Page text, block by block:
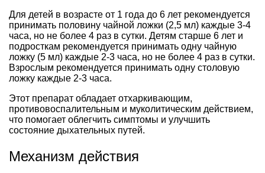
Для детей в возрасте от 1 года до 6 лет рекомендуется
принимать половину чайной ложки (2,5 мл) каждые 3-4
часа, но не более 4 раз в сутки. Детям старше 6 лет и
подросткам рекомендуется принимать одну чайную
ложку (5 мл) каждые 2-3 часа, но не более 4 раз в сутки.
Взрослым рекомендуется принимать одну столовую
ложку каждые 2-3 часа.
Этот препарат обладает отхаркивающим,
противовоспалительным и муколитическим действием,
что помогает облегчить симптомы и улучшить
состояние дыхательных путей.
Механизм действия